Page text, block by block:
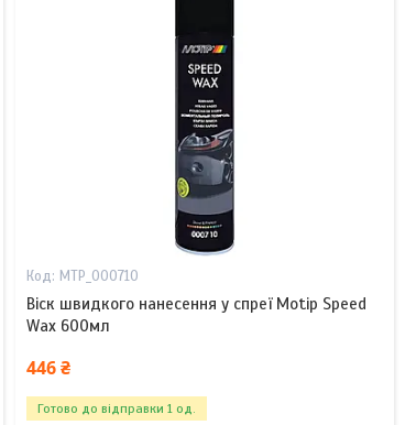
MTP_000710
Віск швидкого нанесення у спреї Motip Speed
Wax 600мл
446 ₴
Готово до відправки 1 од.